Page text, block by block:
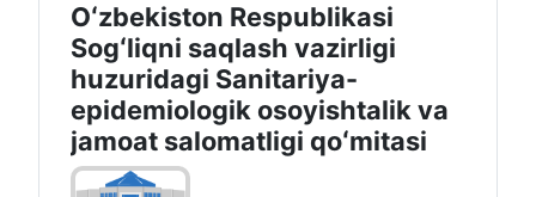
Oʻzbekiston Respublikasi
Sogʻliqni saqlash vazirligi
huzuridagi Sanitariya-
epidemiologik osoyishtalik va
jamoat salomatligi qoʻmitasi